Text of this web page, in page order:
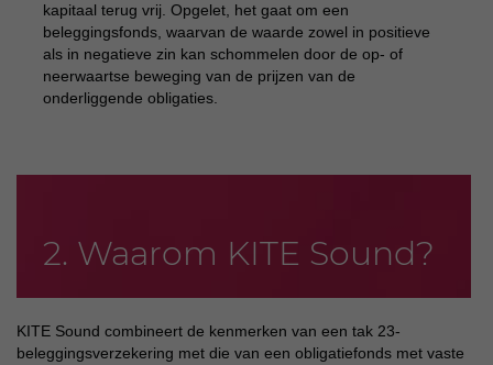
kapitaal terug vrij. Opgelet, het gaat om een
beleggingsfonds, waarvan de waarde zowel in positieve
als in negatieve zin kan schommelen door de op- of
neerwaartse beweging van de prijzen van de
onderliggende obligaties.
2. Waarom KITE Sound?
KITE Sound combineert de kenmerken van een tak 23-
beleggingsverzekering met die van een obligatiefonds met vaste